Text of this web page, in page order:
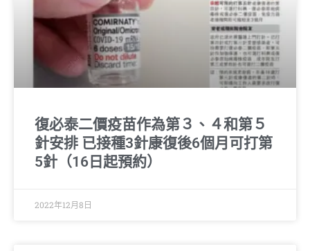
復必泰二價疫苗作為第３、４和第５
針安排 已接種3針康復後6個月可打第
5針（16日起預約）
2022年12月8日